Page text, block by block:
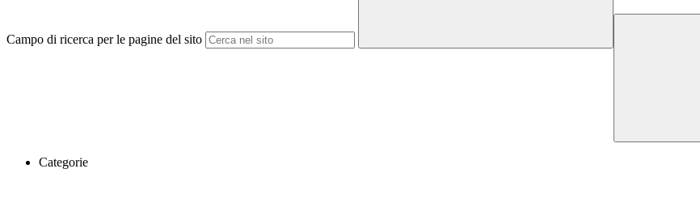
Campo di ricerca per le pagine del sito
Categorie